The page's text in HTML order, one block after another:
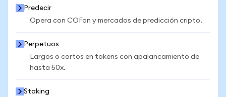
Predecir
Opera con COFon y mercados de predicción cripto.
Perpetuos
Largos o cortos en tokens con apalancamiento de
hasta 50x.
Staking